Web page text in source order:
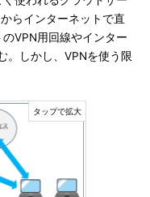
らインターネットで直
VPN用回線やインター
。しかし、VPNを使う限